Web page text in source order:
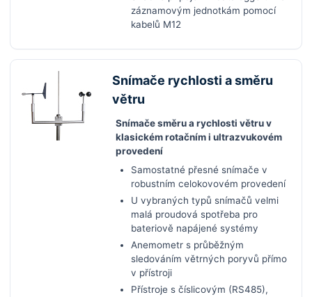
záznamovým jednotkám pomocí
kabelů M12
Snímače rychlosti a směru
větru
Snímače směru a rychlosti větru v
klasickém rotačním i ultrazvukovém
provedení
Samostatné přesné snímače v
robustním celokovovém provedení
U vybraných typů snímačů velmi
malá proudová spotřeba pro
bateriově napájené systémy
Anemometr s průběžným
sledováním větrných poryvů přímo
v přístroji
Přístroje s číslicovým (RS485),